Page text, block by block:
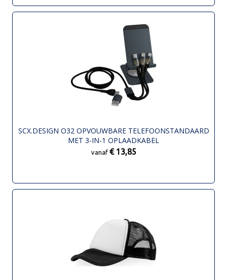
SCX.DESIGN O32 OPVOUWBARE TELEFOONSTANDAARD
MET 3-IN-1 OPLAADKABEL
vanaf € 13,85